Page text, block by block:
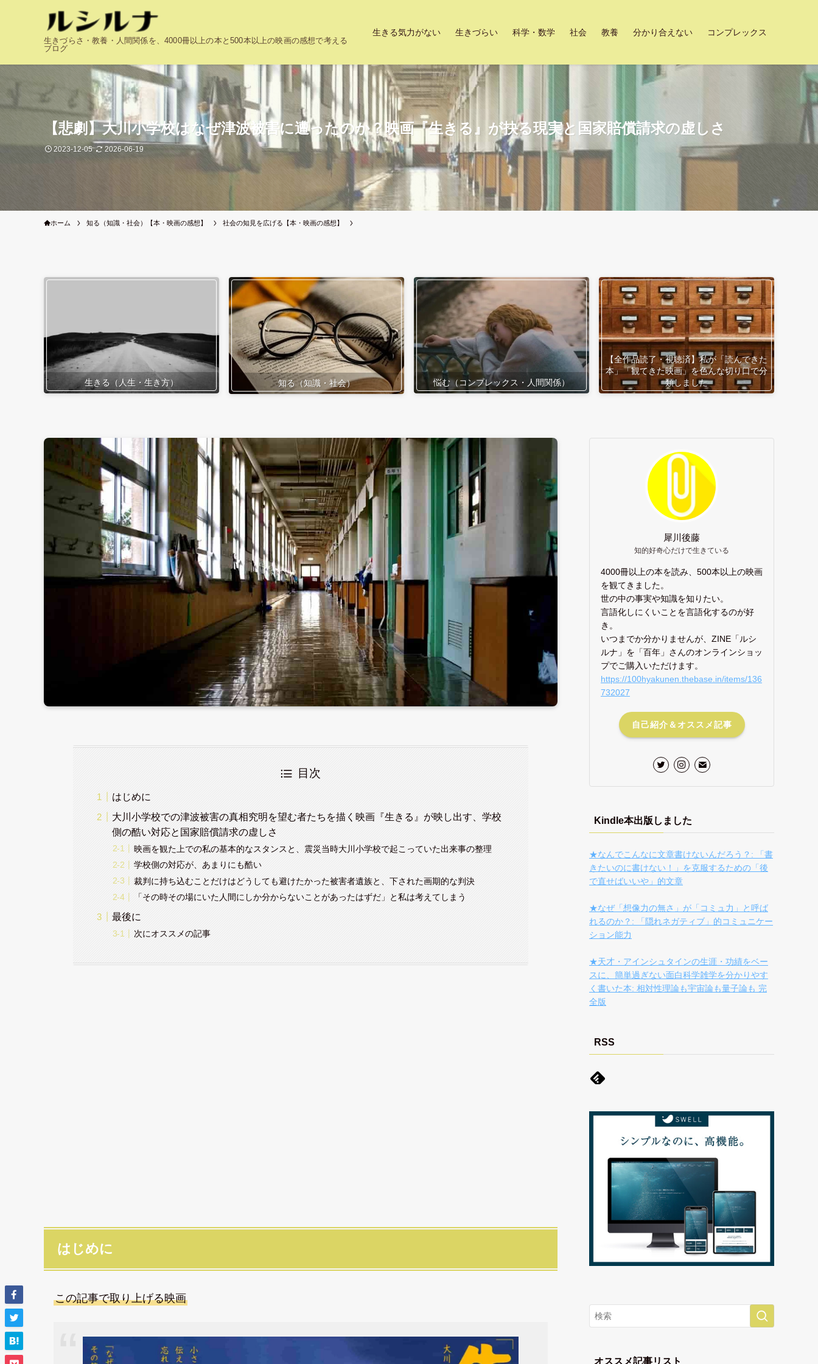
生きづらさ・教養・人間関係を、4000冊以上の本と500本以上の映画の感想で考える
ブログ
生きる気力がない 生きづらい 科学・数学 社会 教養 分かり合えない コンプレックス
【悲劇】大川小学校はなぜ津波被害に遭ったのか？映画『生きる』が抉る現実と国家賠償請求の虚しさ
2023-12-05 2026-06-19
ホーム 知る（知識・社会）【本・映画の感想】 社会の知見を広げる【本・映画の感想】
生きる（人生・生き方） 知る（知識・社会） 悩む（コンプレックス・人間関係）
【全作品読了・視聴済】私が「読んできた
本」「観てきた映画」を色んな切り口で分
類しました
目次
はじめに
大川小学校での津波被害の真相究明を望む者たちを描く映画『生きる』が映し出す、学校
側の酷い対応と国家賠償請求の虚しさ
映画を観た上での私の基本的なスタンスと、震災当時大川小学校で起こっていた出来事の整理
学校側の対応が、あまりにも酷い
裁判に持ち込むことだけはどうしても避けたかった被害者遺族と、下された画期的な判決
「その時その場にいた人間にしか分からないことがあったはずだ」と私は考えてしまう
最後に
次にオススメの記事
はじめに
この記事で取り上げる映画
犀川後藤
知的好奇心だけで生きている
4000冊以上の本を読み、500本以上の映画
を観てきました。
世の中の事実や知識を知りたい。
言語化しにくいことを言語化するのが好
き。
いつまでか分かりませんが、ZINE「ルシ
ルナ」を「百年」さんのオンラインショッ
プでご購入いただけます。
https://100hyakunen.thebase.in/items/136
732027
自己紹介＆オススメ記事
Kindle本出版しました
★なんでこんなに文章書けないんだろう？: 「書
きたいのに書けない！」を克服するための「後
で直せばいいや」的文章
★なぜ「想像力の無さ」が「コミュ力」と呼ば
れるのか？: 「隠れネガティブ」的コミュニケー
ション能力
★天才・アインシュタインの生涯・功績をベー
スに、簡単過ぎない面白科学雑学を分かりやす
く書いた本: 相対性理論も宇宙論も量子論も 完
全版
RSS
オススメ記事リスト